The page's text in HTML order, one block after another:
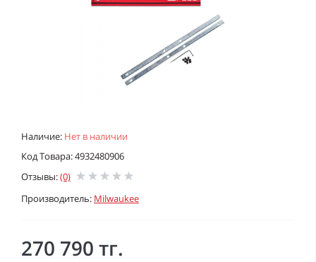
Наличие: Нет в наличии
Код Товара: 4932480906
Отзывы:(0)
Производитель: Milwaukee
270 790 тг.